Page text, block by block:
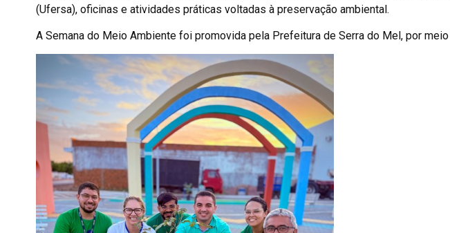
(Ufersa), oficinas e atividades práticas voltadas à preservação ambiental.
A Semana do Meio Ambiente foi promovida pela Prefeitura de Serra do Mel, por